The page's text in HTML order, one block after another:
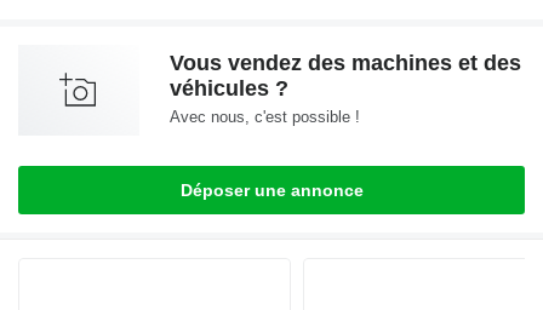
Vous vendez des machines et des
véhicules ?
Avec nous, c'est possible !
Déposer une annonce